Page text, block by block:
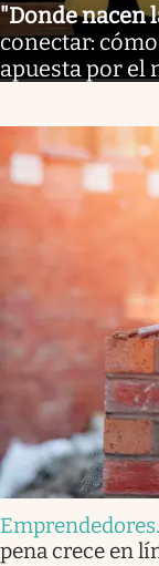
"Donde nacen
conectar:
apuesta por el
Emprendedores.
pena crece en